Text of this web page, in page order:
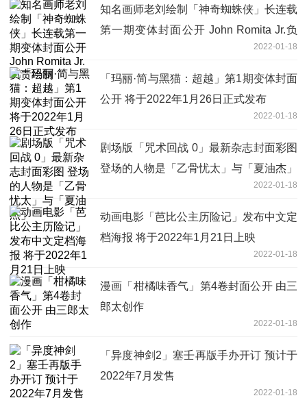
知名画师老刘绘制「神奇蜘蛛侠」长连载
第一期变体封面公开 John Romita Jr.负
2022-01-18
「玛丽·简与黑猫：超越」第1期变体封面
公开 将于2022年1月26日正式发布
2022-01-18
剧场版「咒术回战 0」最新杂志封面彩图
登场的人物是「乙骨忧太」与「夏油杰」
2022-01-18
动画电影「芭比公主历险记」发布中文定
档海报 将于2022年1月21日上映
2022-01-18
漫画「柑橘味香气」第4卷封面公开 由三
郎太创作
2022-01-18
「异度神剑2」塞壬再版手办开订 预计于
2022年7月发售
2022-01-18